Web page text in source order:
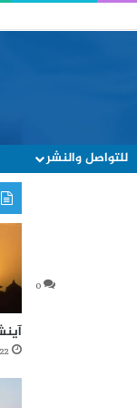
للتواصل والنشر
0
22 أكتوبر، 2021